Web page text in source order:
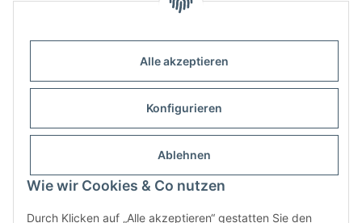
Alle akzeptieren
Konfigurieren
Ablehnen
Wie wir Cookies & Co nutzen
Durch Klicken auf „Alle akzeptieren“ gestatten Sie den
Informationen
Gesetzliche Informationen